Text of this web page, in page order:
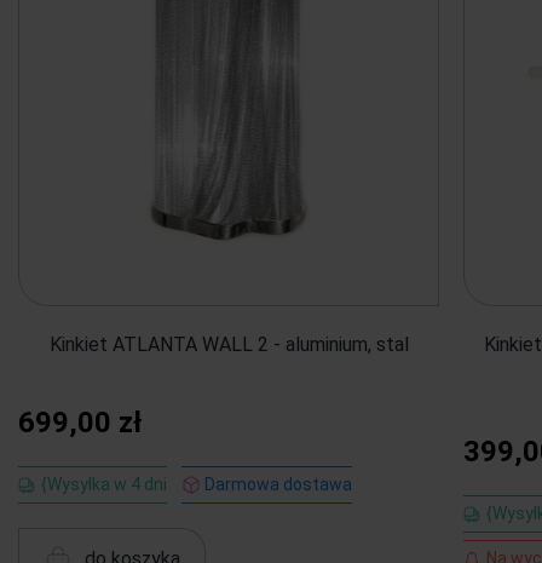
Kinkiet ATLANTA WALL 2 - aluminium, stal
699,00 zł
{Wysyłka w 4 dni Darmowa dostawa
Na